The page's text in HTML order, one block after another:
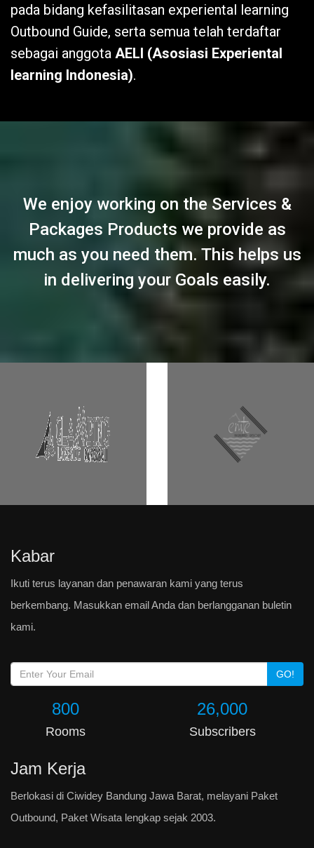
pada bidang kefasilitasan experiental learning
Outbound Guide, serta semua telah terdaftar
sebagai anggota AELI (Asosiasi Experiental
learning Indonesia).
We enjoy working on the Services &
Packages Products we provide as
much as you need them. This helps us
in delivering your Goals easily.
Kabar
Ikuti terus layanan dan penawaran kami yang terus
berkembang. Masukkan email Anda dan berlangganan buletin
kami.
GO!
800
Rooms
26,000
Subscribers
Jam Kerja
Berlokasi di Ciwidey Bandung Jawa Barat, melayani Paket
Outbound, Paket Wisata lengkap sejak 2003.